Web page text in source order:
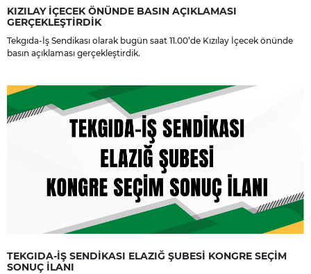
KIZILAY İÇECEK ÖNÜNDE BASIN AÇIKLAMASI
GERÇEKLEŞTİRDİK
Tekgıda-İş Sendikası olarak bugün saat 11.00’de Kızılay İçecek önünde
basın açıklaması gerçekleştirdik.
TEKGIDA-İŞ SENDİKASI ELAZIĞ ŞUBESİ KONGRE SEÇİM
SONUÇ İLANI